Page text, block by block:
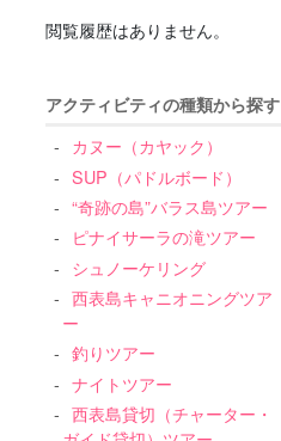
閲覧履歴はありません。
アクティビティの種類から探す
カヌー（カヤック）
SUP（パドルボード）
“奇跡の島”バラス島ツアー
ピナイサーラの滝ツアー
シュノーケリング
西表島キャニオニングツア
ー
釣りツアー
ナイトツアー
西表島貸切（チャーター・